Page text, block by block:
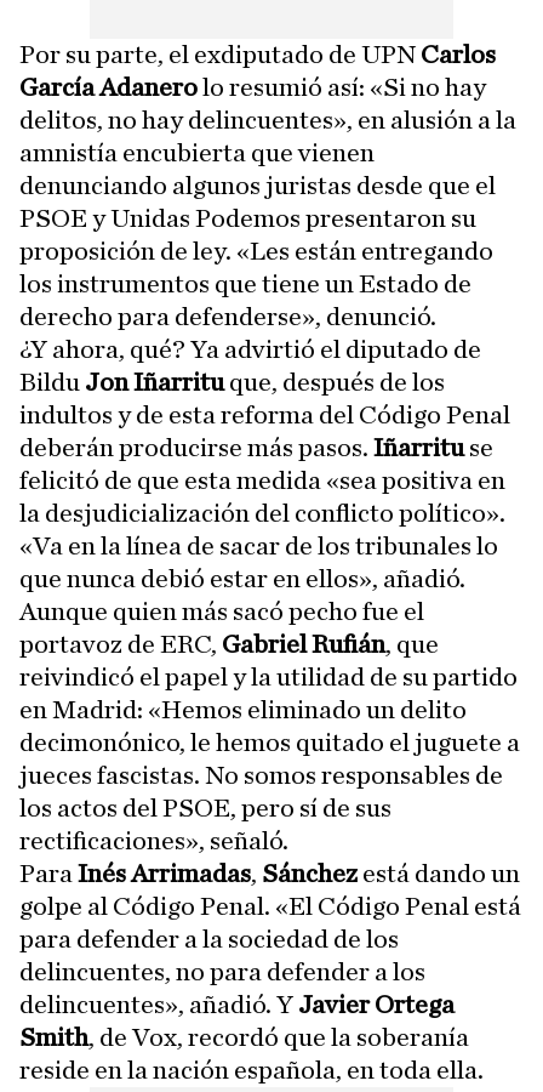
Por su parte, el exdiputado de UPN Carlos
García Adanerolo resumió así: «Si no hay
delitos, no hay delincuentes», en alusión a la
amnistía encubierta que vienen
denunciando algunos juristas desde que el
PSOE y Unidas Podemos presentaron su
proposición de ley. «Les están entregando
los instrumentos que tiene un Estado de
derecho para defenderse», denunció.
¿Y ahora, qué? Ya advirtió el diputado de
Bildu Jon Iñarrituque, después de los
indultos y de esta reforma del Código Penal
deberán producirse más pasos. Iñarrituse
felicitó de que esta medida «sea positiva en
la desjudicialización del conflicto político».
«Va en la línea de sacar de los tribunales lo
que nunca debió estar en ellos», añadió.
Aunque quien más sacó pecho fue el
portavoz de ERC, Gabriel Rufián, que
reivindicó el papel y la utilidad de su partido
en Madrid: «Hemos eliminado un delito
decimonónico, le hemos quitado el juguete a
jueces fascistas. No somos responsables de
los actos del PSOE, pero sí de sus
rectificaciones», señaló.
Para Inés Arrimadas, Sánchezestá dando un
golpe al Código Penal. «El Código Penal está
para defender a la sociedad de los
delincuentes, no para defender a los
delincuentes», añadió. Y Javier Ortega
Smith, de Vox, recordó que la soberanía
reside en la nación española, en toda ella.